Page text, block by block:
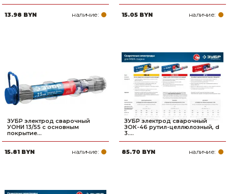
13.98 BYN наличие: 15.05 BYN наличие:
ЗУБР электрод сварочный
УОНИ 13/55 с основным
покрытие...
15.81 BYN наличие:
ЗУБР электрод сварочный
ЗОК-46 рутил-целлюлозный, d
3....
85.70 BYN наличие: